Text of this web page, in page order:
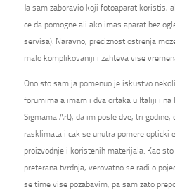
Ja sam zaboravio koji fotoaparat koristis,
ce da pomogne ali ako imas aparat bez
servisa). Naravno, preciznost ostrenja
malo komplikovaniji i zahteva vise
Ono sto sam ja pomenuo je iskustvo
forumima a imam i dva ortaka u Italiji i
Sigmama Art), da im posle dve, tri godine,
rasklimata i cak se unutra pomere opticki
proizvodnje i koristenih materijala. Kao
preterana tvrdnja, verovatno se radi o
se time vise pozabavim, pa sam zato